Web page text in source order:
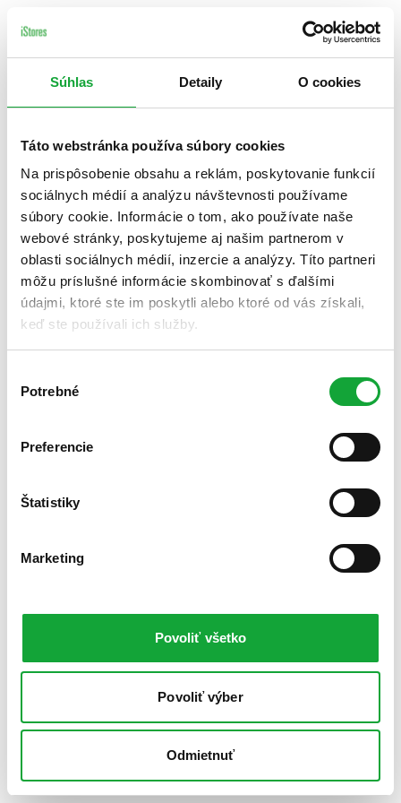
Súhlas Detaily O cookies
Táto webstránka používa súbory cookies
Na prispôsobenie obsahu a reklám, poskytovanie funkcií
sociálnych médií a analýzu návštevnosti používame
súbory cookie. Informácie o tom, ako používate naše
webové stránky, poskytujeme aj našim partnerom v
oblasti sociálnych médií, inzercie a analýzy. Títo partneri
môžu príslušné informácie skombinovať s ďalšími
údajmi, ktoré ste im poskytli alebo ktoré od vás získali,
keď ste používali ich služby.
súhlasu
Potrebné
Preferencie
Štatistiky
Marketing
Povoliť všetko
Povoliť výber
Odmietnuť